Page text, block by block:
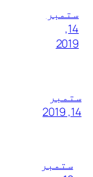
ستمبر
14,
2019
ستمبر
14, 2019
ستمبر